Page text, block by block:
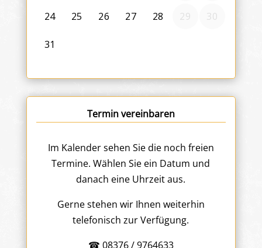
Termin vereinbaren
Im Kalender sehen Sie die noch freien
Termine. Wählen Sie ein Datum und
danach eine Uhrzeit aus.
Gerne stehen wir Ihnen weiterhin
telefonisch zur Verfügung.
☎ 08376 / 9764633